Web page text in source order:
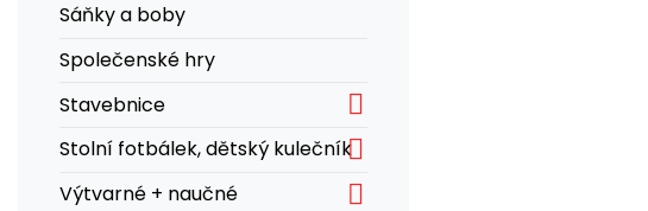
Sáňky a boby
Společenské hry
Stavebnice

Stolní fotbálek, dětský kulečník
Výtvarné + naučné 